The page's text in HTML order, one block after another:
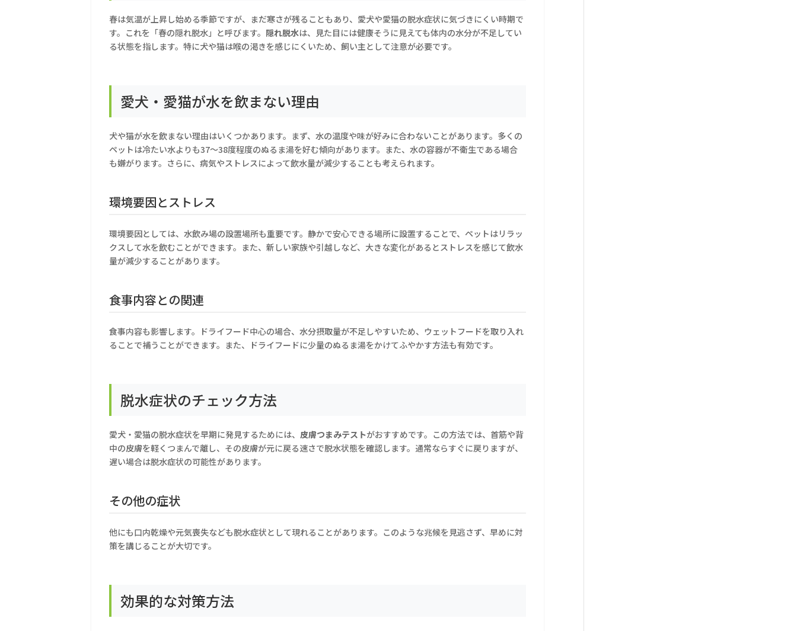
春は気温が上昇し始める季節ですが、まだ寒さが残ることもあり、愛犬や愛猫の脱水症状に気づきにくい時期で
す。これを「春の隠れ脱水」と呼びます。 隠れ脱水は、見た目には健康そうに見えても体内の水分が不足してい
る状態を指します。特に犬や猫は喉の渇きを感じにくいため、飼い主として注意が必要です。
愛犬・愛猫が水を飲まない理由
犬や猫が水を飲まない理由はいくつかあります。まず、水の温度や味が好みに合わないことがあります。多くの
ペットは冷たい水よりも37〜38度程度のぬるま湯を好む傾向があります。また、水の容器が不衛生である場合
も嫌がります。さらに、病気やストレスによって飲水量が減少することも考えられます。
環境要因とストレス
環境要因としては、水飲み場の設置場所も重要です。静かで安心できる場所に設置することで、ペットはリラッ
クスして水を飲むことができます。また、新しい家族や引越しなど、大きな変化があるとストレスを感じて飲水
量が減少することがあります。
食事内容との関連
食事内容も影響します。ドライフード中心の場合、水分摂取量が不足しやすいため、ウェットフードを取り入れ
ることで補うことができます。また、ドライフードに少量のぬるま湯をかけてふやかす方法も有効です。
脱水症状のチェック方法
愛犬・愛猫の脱水症状を早期に発見するためには、皮膚つまみテストがおすすめです。この方法では、首筋や背
中の皮膚を軽くつまんで離し、その皮膚が元に戻る速さで脱水状態を確認します。通常ならすぐに戻りますが、
遅い場合は脱水症状の可能性があります。
その他の症状
他にも口内乾燥や元気喪失なども脱水症状として現れることがあります。このような兆候を見逃さず、早めに対
策を講じることが大切です。
効果的な対策方法